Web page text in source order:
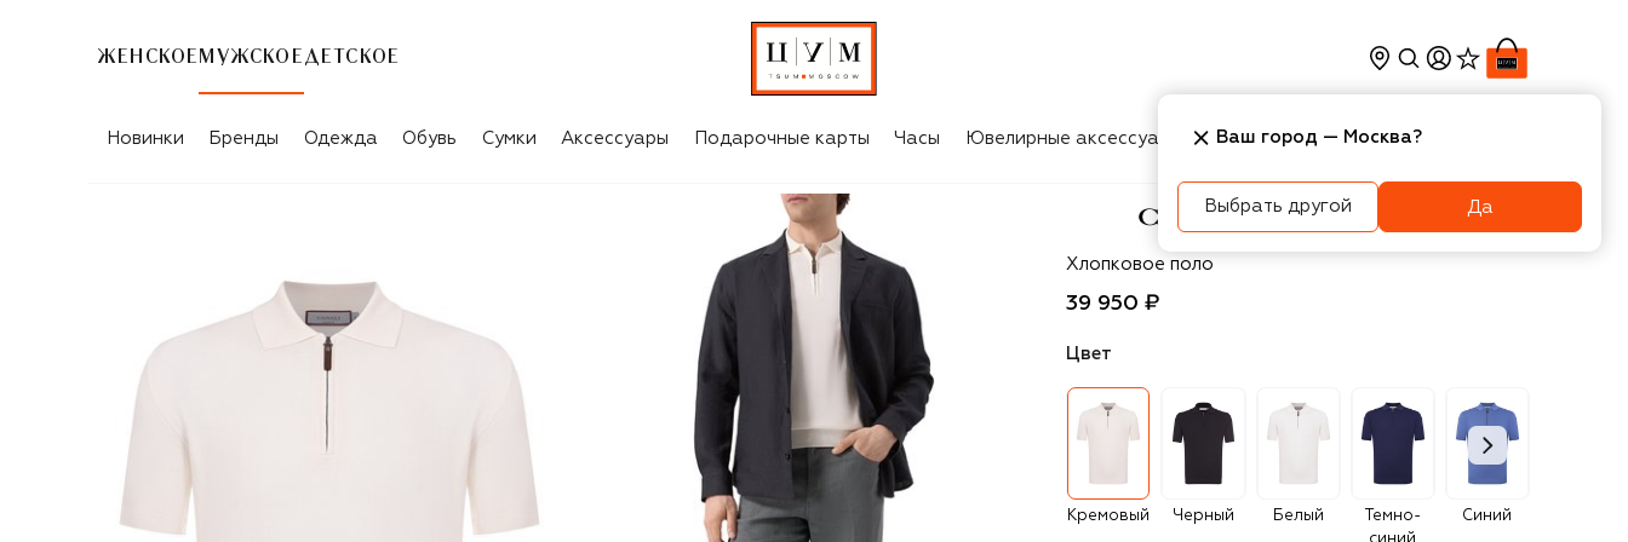
ЖЕНСКОЕ МУЖСКОЕ ДЕТСКОЕ
Новинки Бренды Одежда Обувь Сумки Аксессуары Подарочные карты Часы Ювелирные аксессуары Косметика Интерьер
Canali
Хлопковое поло
39 950 ₽
Цвет
Кремовый Черный Белый
Темно-
Синий
Ваш город — Москва?
Выбрать другой Да